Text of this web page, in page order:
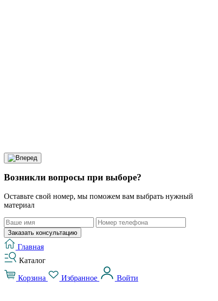
Возникли вопросы при выборе?
Оставьте свой номер, мы поможем вам выбрать нужный
материал
Заказать консультацию
Главная
Каталог
Корзина Избранное Войти